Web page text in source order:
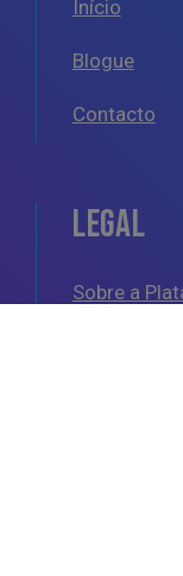
Início
Blogue
Contacto
LEGAL
Sobre a